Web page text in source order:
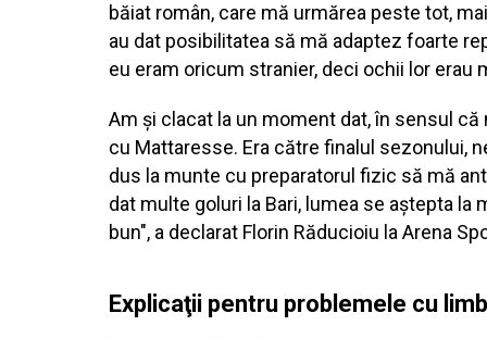
băiat român, care mă urmărea peste tot,
au dat posibilitatea să mă adaptez foarte
eu eram oricum stranier, deci ochii lor
Am şi clacat la un moment dat, în sensul
cu Mattaresse. Era către finalul sezonului,
dus la munte cu preparatorul fizic să mă
dat multe goluri la Bari, lumea se aştepta
bun", a declarat Florin Răducioiu la Arena
Explicaţii pentru problemele cu